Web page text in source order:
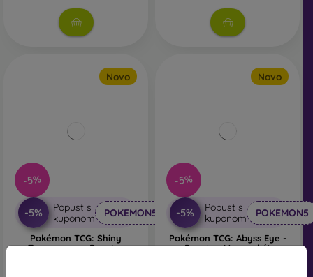
-5%
Novo
-5%
Popust s
kuponom
POKEMON5
Pokémon TCG: Shiny
Treasure ex - Booster
-5%
Novo
-5%
Popust s
kuponom
POKEMON5
Pokémon TCG: Abyss Eye -
Booster (Japonský)